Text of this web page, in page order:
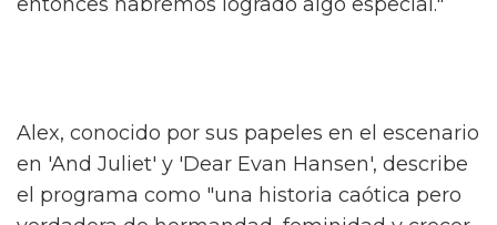
vividas de las personas trans. Pero creen que
"Si una persona ve nuestro programa que
nunca ha conocido a una persona trans y si